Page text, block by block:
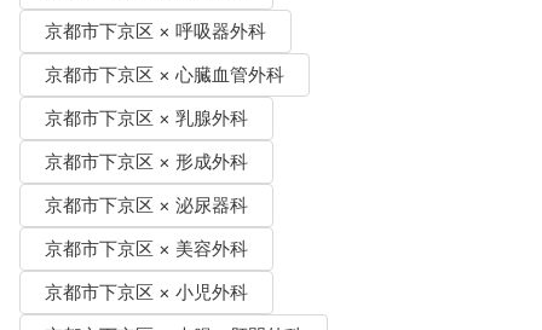
京都市下京区 × 呼吸器外科
京都市下京区 × 心臓血管外科
京都市下京区 × 乳腺外科
京都市下京区 × 形成外科
京都市下京区 × 泌尿器科
京都市下京区 × 美容外科
京都市下京区 × 小児外科